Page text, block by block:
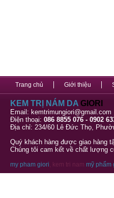
Trang chủ Giới thiệu
KEM TRỊ NÁM DA GIORI
Email: kemtrimungiori@gmail.com
Điện thoại: 086 8855 076 - 0902
Địa chỉ: 234/60 Lê Đức Thọ,
Quý khách hàng được giao hàng
Chúng tôi cam kết về chất lượng
my pham giori, kem tri nam mỹ phẩm